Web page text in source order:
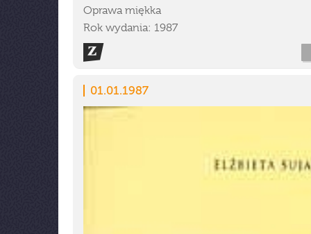
Oprawa miękka
Rok wydania: 1987
01.01.1987